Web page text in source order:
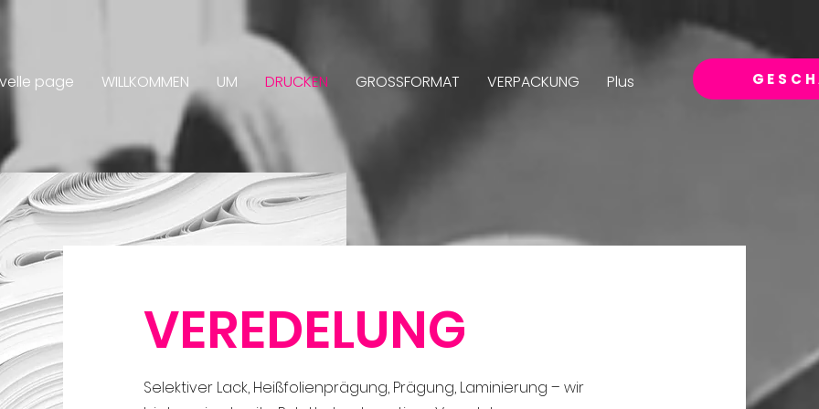
page WILLKOMMEN UM DRUCKEN GROSSFORMAT VERPACKUNG Plus
VEREDELUNG
Selektiver Lack, Heißfolienprägung, Prägung, Laminierung – wir